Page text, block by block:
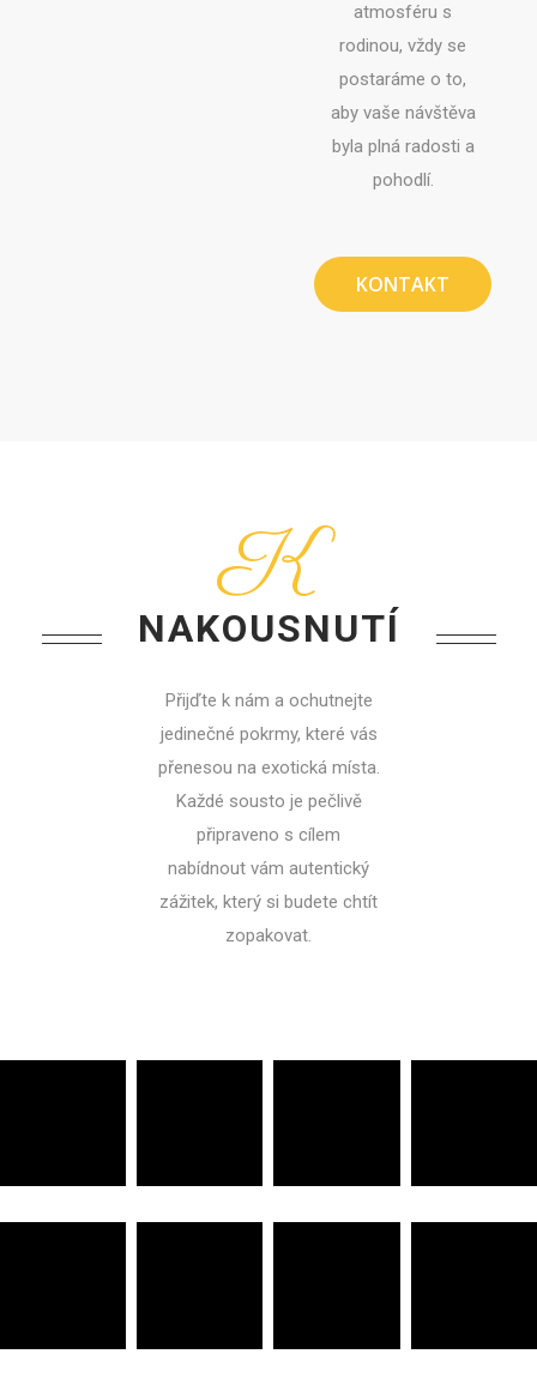
atmosféru s
rodinou, vždy se
postaráme o to,
aby vaše návštěva
byla plná radosti a
pohodlí.
KONTAKT
K
NAKOUSNUTÍ
Přijďte k nám a ochutnejte
jedinečné pokrmy, které vás
přenesou na exotická místa.
Každé sousto je pečlivě
připraveno s cílem
nabídnout vám autentický
zážitek, který si budete chtít
zopakovat.